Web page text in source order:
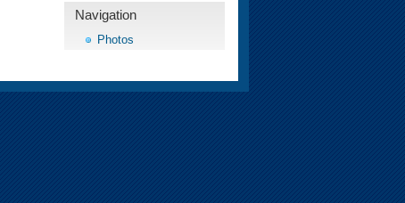
Navigation
Photos